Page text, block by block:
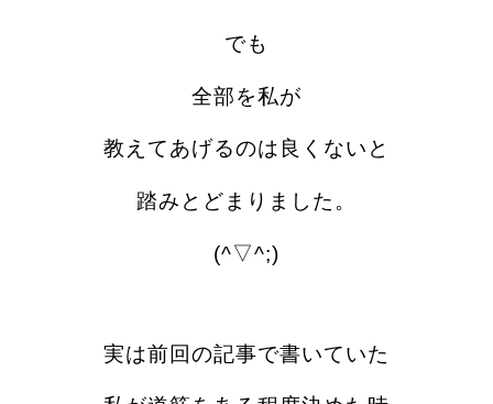
でも
全部を私が
教えてあげるのは良くないと
踏みとどまりました。
(^▽^;)
実は前回の記事で書いていた